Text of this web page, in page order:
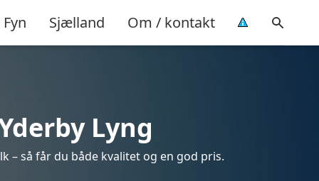
Fyn Sjælland Om / kontakt
Lyng
– så får du både kvalitet og en god pris.